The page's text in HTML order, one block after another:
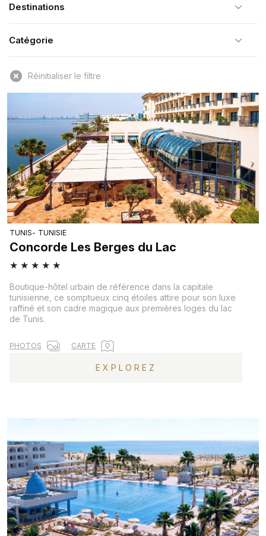
Destinations
Catégorie
TUNIS TUNISIE
Concorde Les Berges du Lac
★ ★ ★ ★ ★
Boutique-hôtel urbain de référence dans la capitale
tunisienne, ce somptueux cinq étoiles attire pour son luxe
raffiné et son cadre magique aux premières loges du lac
de Tunis.
PHOTOS CARTE
EXPLOREZ